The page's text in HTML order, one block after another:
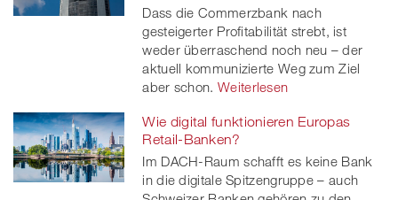
Dass die Commerzbank nach
gesteigerter Profitabilität strebt, ist
weder überraschend noch neu – der
aktuell kommunizierte Weg zum Ziel
aber schon. Weiterlesen
Wie digital funktionieren Europas
Retail-Banken?
Im DACH-Raum schafft es keine Bank
in die digitale Spitzengruppe – auch